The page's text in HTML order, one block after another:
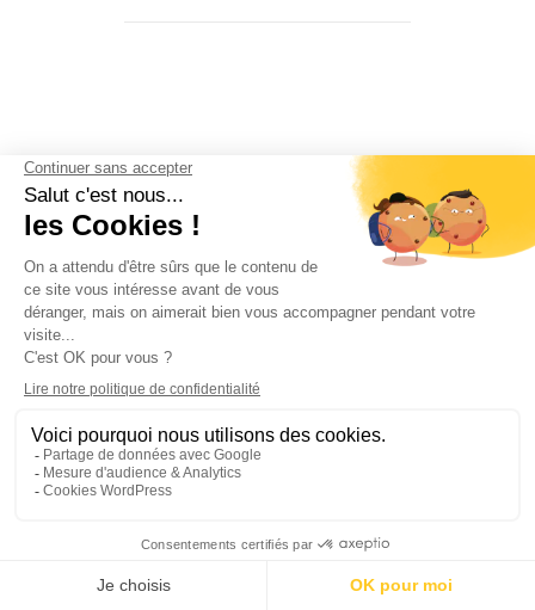
28, rue Bailey – 14000 CAEN
Tél.: 02 31 93 82 00
Mentions légales
Protection des données personnelles